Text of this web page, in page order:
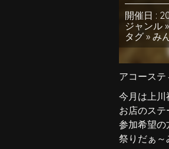
開催日 :
ジャンル
タグ » み
アコース
今月は上川
お店のステ
参加希望の
祭りだぁ～